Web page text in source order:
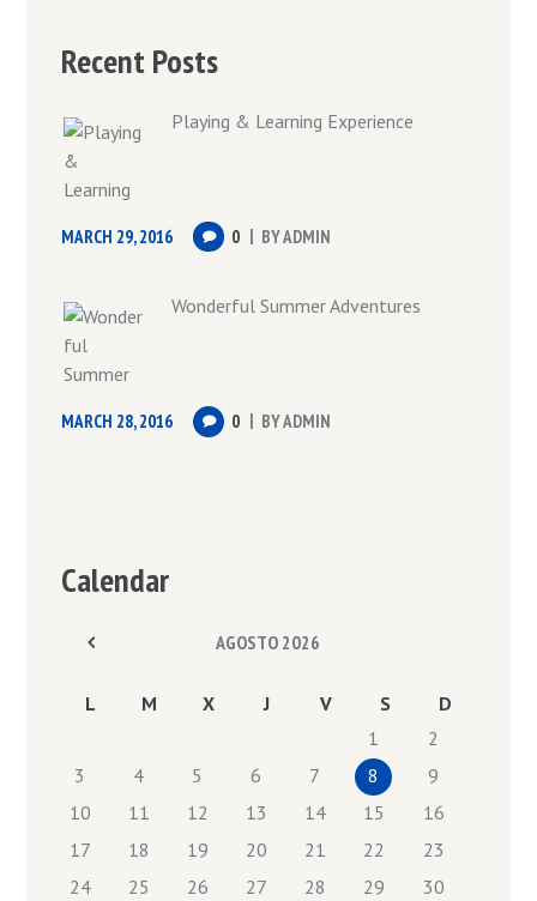
Recent Posts
Playing & Learning Experience
MARCH 29, 2016 0 BYADMIN
Wonderful Summer Adventures
MARCH 28, 2016 0 BYADMIN
Calendar
AGOSTO 2026
L M X J V S
D
1
2
3
4 5 6 7 8
9
10
11 12 13 14 15
16
17
18 19 20 21 22
23
24
25 26 27 28 29
30